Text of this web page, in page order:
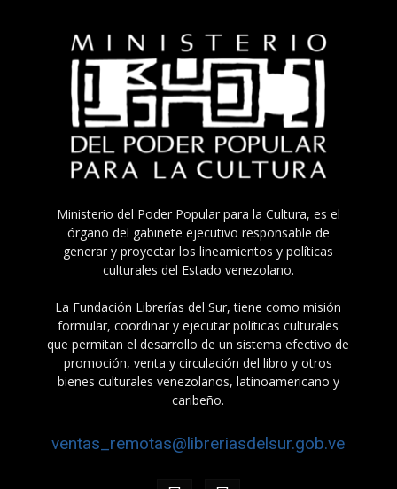
Ministerio del Poder Popular para la Cultura, es el
órgano del gabinete ejecutivo responsable de
generar y proyectar los lineamientos y políticas
culturales del Estado venezolano.
La Fundación Librerías del Sur, tiene como misión
formular, coordinar y ejecutar políticas culturales
que permitan el desarrollo de un sistema efectivo de
promoción, venta y circulación del libro y otros
bienes culturales venezolanos, latinoamericano y
caribeño.
ventas_remotas@libreriasdelsur.gob.ve